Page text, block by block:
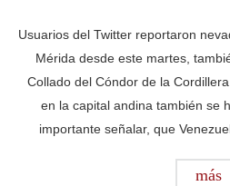
Usuarios del Twitter reportaron
Mérida desde este martes,
Collado del Cóndor de la
en la capital andina también se
importante señalar, que
más